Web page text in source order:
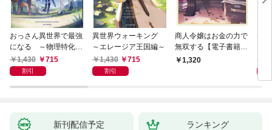
おっさん異世界で最強
になる ～物理特化の
覚醒者～
1,430 715
割引
異世界ウォーキング
～エレージア王国編～
1,430
715
割引
商人令嬢はお金の力で
無双する【電子書籍限
定書き下ろしSS付
1,320
デ
新刊配信予定 ランキング